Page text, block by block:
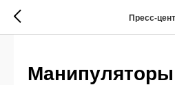
Пресс-
Манипуляторы